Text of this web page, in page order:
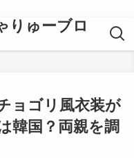
りゅーブロ
ョゴリ風衣装が
韓国？両親を調